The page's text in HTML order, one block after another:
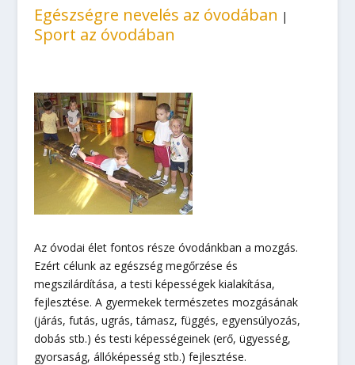
Egészségre nevelés az óvodában |
Sport az óvodában
Az óvodai élet fontos része óvodánkban a mozgás.
Ezért célunk az egészség megőrzése és
megszilárdítása, a testi képességek kialakítása,
fejlesztése. A gyermekek természetes mozgásának
(járás, futás, ugrás, támasz, függés, egyensúlyozás,
dobás stb.) és testi képességeinek (erő, ügyesség,
gyorsaság, állóképesség stb.) fejlesztése.